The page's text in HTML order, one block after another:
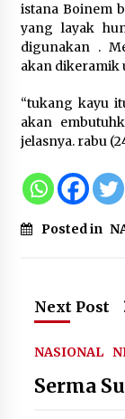
istana Boinem
yang layak
digunakan .
akan dikeramik
“tukang kayu
akan
jelasnya. rabu
Posted in
Next Post
NASIONAL
Serma